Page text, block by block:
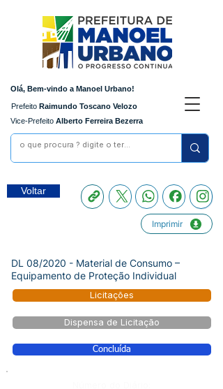
Olá, Bem-vindo a Manoel Urbano!
Prefeito Raimundo Toscano Velozo
Vice-Prefeito Alberto Ferreira Bezerra
Voltar
Imprimir
DL 08/2020 - Material de Consumo –
Equipamento de Proteção Individual
Licitações
Dispensa de Licitação
Concluída